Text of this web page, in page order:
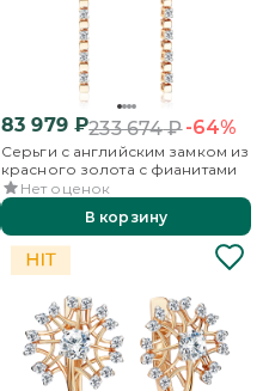
83 979₽233 674₽-64%
Серьги с английским замком из
красного золота с фианитами
Нет оценок
В корзину